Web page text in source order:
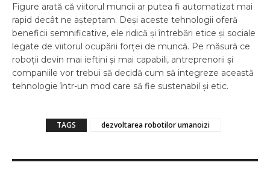
Figure arată că viitorul muncii ar putea fi automatizat mai
rapid decât ne așteptam. Deși aceste tehnologii oferă
beneficii semnificative, ele ridică și întrebări etice și sociale
legate de viitorul ocupării forței de muncă. Pe măsură ce
roboții devin mai ieftini și mai capabili, antreprenorii și
companiile vor trebui să decidă cum să integreze această
tehnologie într-un mod care să fie sustenabil și etic.
TAGS dezvoltarea robotilor umanoizi